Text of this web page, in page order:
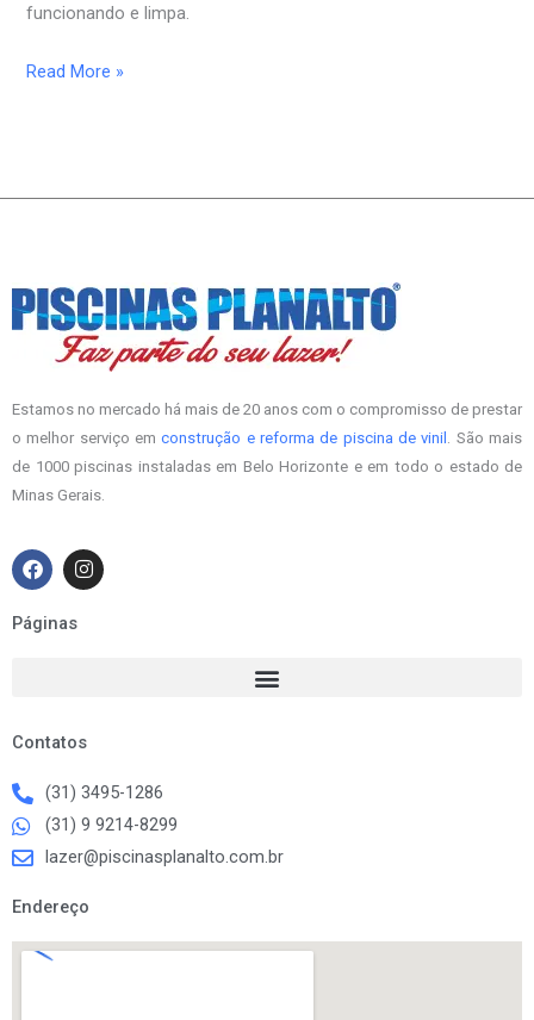
funcionando e limpa.
Read More »
Estamos no mercado há mais de 20 anos com o compromisso de prestar
o melhor serviço emconstrução e reforma de piscina de vinil . São mais
de 1000 piscinas instaladas em Belo Horizonte e em todo o estado de
Minas Gerais.
F
a
c
e
b
I
n
s
Páginas
Contatos
(31) 3495-1286
(31) 9 9214-8299
lazer@piscinasplanalto.com.br
Endereço